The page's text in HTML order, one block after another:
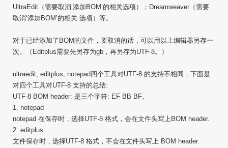
UltraEdit（需要取消‘添加BOM’的相关选项）；Dreamweaver（需要
取消‘添加BOM’的相关 选项）等。
对于已经添加了BOM的文件，要取消的话，可以用以上编辑器另存一
次。（Editplus需要先另存为gb，再另存为UTF-8。）
ultraedit, editplus, notepad四个工具对UTF-8 的支持不相同，下面是
对四个工具对UTF-8 支持的总结:
UTF-8 BOM header: 是三个字符: EF BB BF。
1. notepad
notepad 在保存时，选择UTF-8 格式，会在文件头写上BOM header.
2. editplus
文件保存时，选择UTF-8 格式，不会在文件头写上 BOM header.